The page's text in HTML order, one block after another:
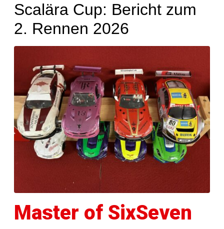
Scalära Cup: Bericht zum
2. Rennen 2026
Master of SixSeven